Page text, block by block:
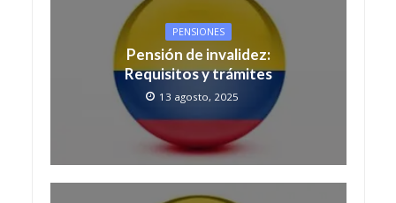
PENSIONES
Pensión de invalidez:
Requisitos y trámites
13 agosto, 2025